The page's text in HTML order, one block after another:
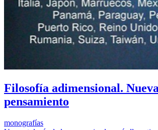
Filosofía adimensional.
pensamiento
monografías